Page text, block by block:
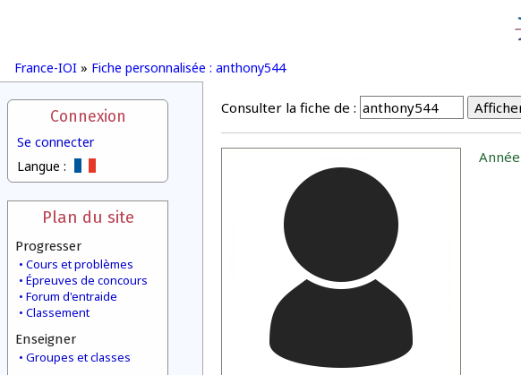
France-IOI » Fiche personnalisée : anthony544
Connexion
Se connecter
Langue :
Plan du site
Progresser
Cours et problèmes
Épreuves de concours
Forum d'entraide
Classement
Enseigner
Groupes et classes
Consulter la fiche de :